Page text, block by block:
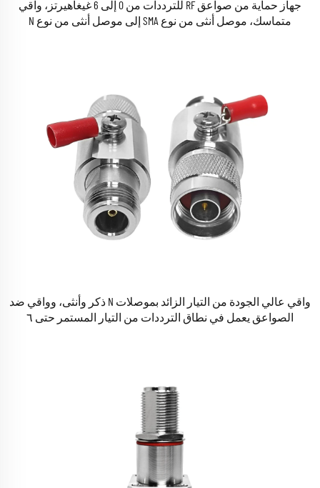
جهاز حماية من صواعق RF للترددات من 0 إلى 6 غيغاهيرتز، واقي
متماسك، موصل أنثى من نوع SMA إلى موصل أنثى من نوع N
واقي عالي الجودة من التيار الزائد بموصلات N ذكر وأنثى، وواقي ضد
الصواعق يعمل في نطاق الترددات من التيار المستمر حتى ٦